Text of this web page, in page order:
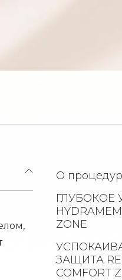
О
ГЛУБОКОЕ
ZONE
ЗАЩИТА
COMFORT